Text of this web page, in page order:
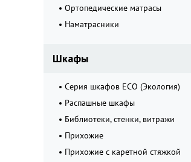
Ортопедические матрасы
Наматрасники
Шкафы
Серия шкафов ECO (Экология)
Распашные шкафы
Библиотеки, стенки, витражи
Прихожие
Прихожие с каретной стяжкой